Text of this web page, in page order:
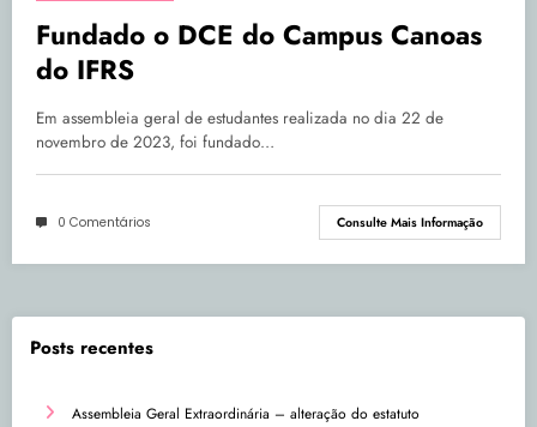
Fundado o DCE do Campus Canoas
do IFRS
Em assembleia geral de estudantes realizada no dia 22 de
novembro de 2023, foi fundado…
0 Comentários Consulte Mais Informação
Posts recentes
Assembleia Geral Extraordinária – alteração do estatuto